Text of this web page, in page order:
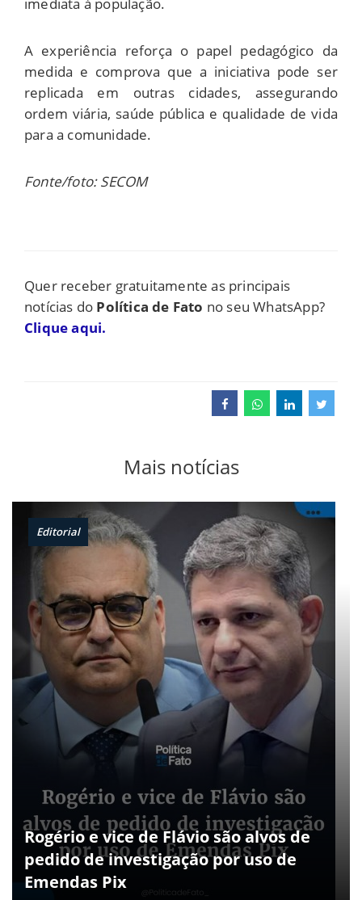
imediata à população.
A experiência reforça o papel pedagógico da
medida e comprova que a iniciativa pode ser
replicada em outras cidades, assegurando
ordem viária, saúde pública e qualidade de vida
para a comunidade.
Fonte/foto: SECOM
Quer receber gratuitamente as principais
notícias do Política de Fato no seu WhatsApp?
Clique aqui.
Mais notícias
Editorial
Rogério e vice de Flávio são alvos de
pedido de investigação por uso de
Emendas Pix